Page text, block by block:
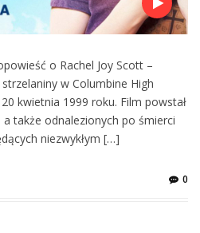
o Rachel Joy Scott –
w Columbine High
kwietnia 1999 roku. Film powstał
także odnalezionych po śmierci
niezwykłym […]
0